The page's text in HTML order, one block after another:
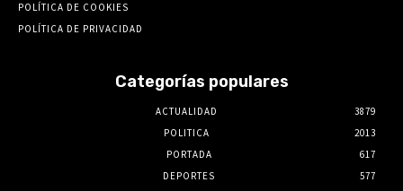
POLÍTICA DE COOKIES
POLÍTICA DE PRIVACIDAD
Categorías populares
ACTUALIDAD
3879
POLITICA
2013
PORTADA
617
DEPORTES
577